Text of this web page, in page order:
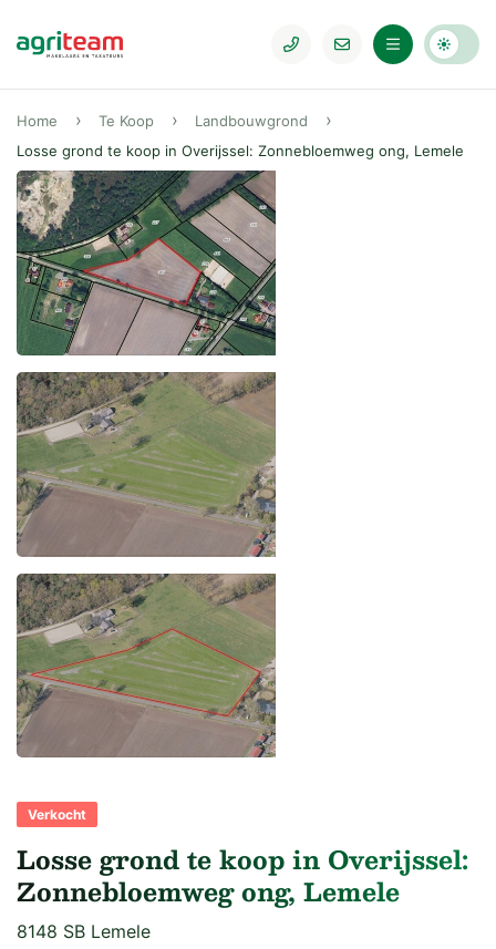
Home Te Koop
Landbouwgrond
Losse grond te koop in Overijssel: Zonnebloemweg ong, Lemele
Verkocht
Losse grond te koop in Overijssel:
Zonnebloemweg ong, Lemele
8148 SB Lemele